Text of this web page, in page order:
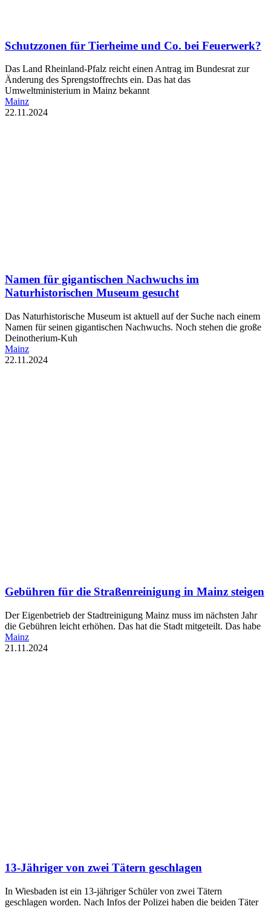
Schutzzonen für Tierheime und Co. bei Feuerwerk?
Das Land Rheinland-Pfalz reicht einen Antrag im Bundesrat zur
Änderung des Sprengstoffrechts ein. Das hat das
Umweltministerium in Mainz bekannt
Mainz
22.11.2024
Namen für gigantischen Nachwuchs im
Naturhistorischen Museum gesucht
Das Naturhistorische Museum ist aktuell auf der Suche nach einem
Namen für seinen gigantischen Nachwuchs. Noch stehen die große
Deinotherium-Kuh
Mainz
22.11.2024
Gebühren für die Straßenreinigung in Mainz steigen
Der Eigenbetrieb der Stadtreinigung Mainz muss im nächsten Jahr
die Gebühren leicht erhöhen. Das hat die Stadt mitgeteilt. Das habe
Mainz
21.11.2024
13-Jähriger von zwei Tätern geschlagen
In Wiesbaden ist ein 13-jähriger Schüler von zwei Tätern
geschlagen worden. Nach Infos der Polizei haben die beiden Täter